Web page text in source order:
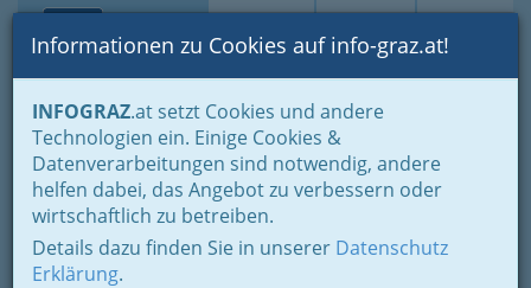
Suche Login Toggle
Informationen zu Cookies auf info-graz.at!
INFOGRAZ.at setzt Cookies und andere
Technologien ein. Einige Cookies &
Datenverarbeitungen sind notwendig, andere
helfen dabei, das Angebot zu verbessern oder
wirtschaftlich zu betreiben.
Details dazu finden Sie in unserer Datenschutz
Erklärung.
Home Gastronomie
Cafés, Konditoreien & Eis
Café Restaurants
Schmankerlhütte
Harterstraße 125, 8053 Graz
0664 1529428